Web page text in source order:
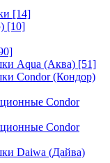
[14]
[10]
Aqua (Аква) [51]
Condor (Кондор)
Condor
Condor
Daiwa (Дайва)